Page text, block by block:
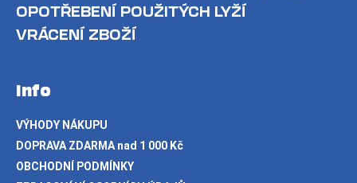
OPOTŘEBENÍ POUŽITÝCH LYŽÍ
VRÁCENÍ ZBOŽÍ
Info
VÝHODY NÁKUPU
DOPRAVA ZDARMA nad 1 000 Kč
OBCHODNÍ PODMÍNKY